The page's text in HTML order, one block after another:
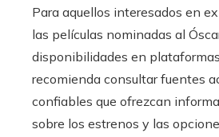
Para aquellos interesados en
las películas nominadas al
disponibilidades en
recomienda consultar fuentes
confiables que ofrezcan
sobre los estrenos y las